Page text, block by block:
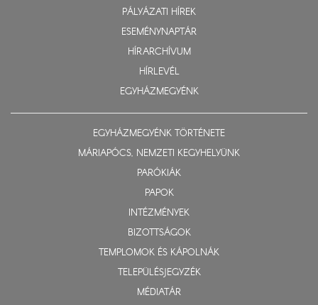
PÁLYÁZATI HÍREK
ESEMÉNYNAPTÁR
HÍRARCHÍVUM
HÍRLEVÉL
EGYHÁZMEGYÉNK
EGYHÁZMEGYÉNK TÖRTÉNETE
MÁRIAPÓCS, NEMZETI KEGYHELYÜNK
PARÓKIÁK
PAPOK
INTÉZMÉNYEK
BIZOTTSÁGOK
TEMPLOMOK ÉS KÁPOLNÁK
TELEPÜLÉSJEGYZÉK
MÉDIATÁR